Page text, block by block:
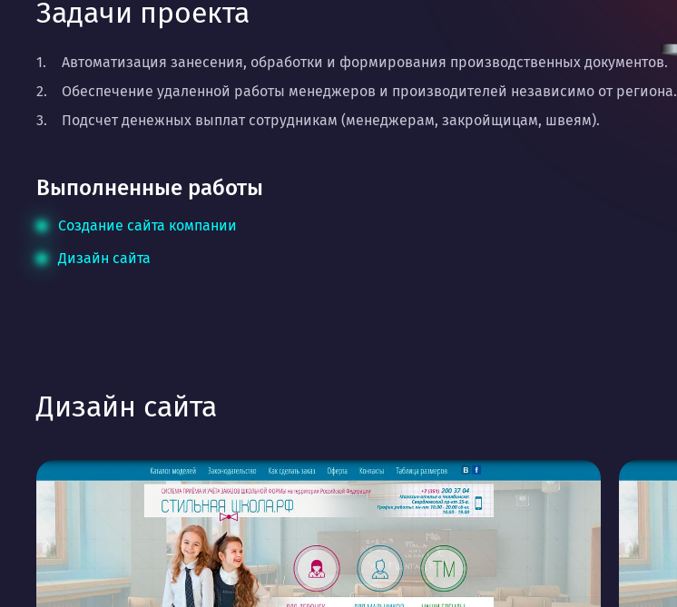
Задачи проекта
Автоматизация занесения, обработки и формирования производственных документов.
Обеспечение удаленной работы менеджеров и производителей независимо от региона.
Подсчет денежных выплат сотрудникам (менеджерам, закройщицам, швеям).
Выполненные работы
Создание сайта компании
Дизайн сайта
Дизайн сайта